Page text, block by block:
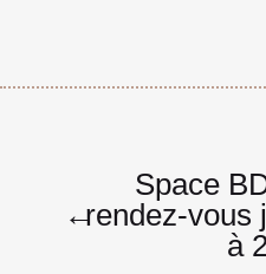
Navigation
l’article
←
Space
rendez-vous
à